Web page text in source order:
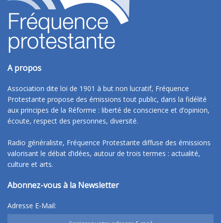
A propos
Association dite loi de 1901 à but non lucratif, Fréquence
Protestante propose des émissions tout public, dans la fidélité
aux principes de la Réforme : liberté de conscience et d’opinion,
écoute, respect des personnes, diversité.
Radio généraliste, Fréquence Protestante diffuse des émissions
valorisant le débat d’idées, autour de trois termes : actualité,
culture et arts.
Abonnez-vous à la Newsletter
Adresse E-Mail: